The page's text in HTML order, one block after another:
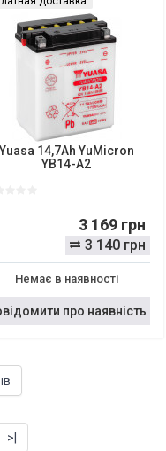
14,7Ah YuMicron
YB14-A2
3 169 грн
3 140 грн
Немає в наявності
про наявність
>|